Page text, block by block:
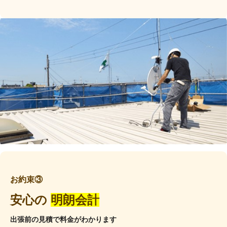
お約束③
安心の 明朗会計
出張前の見積で料金がわかります